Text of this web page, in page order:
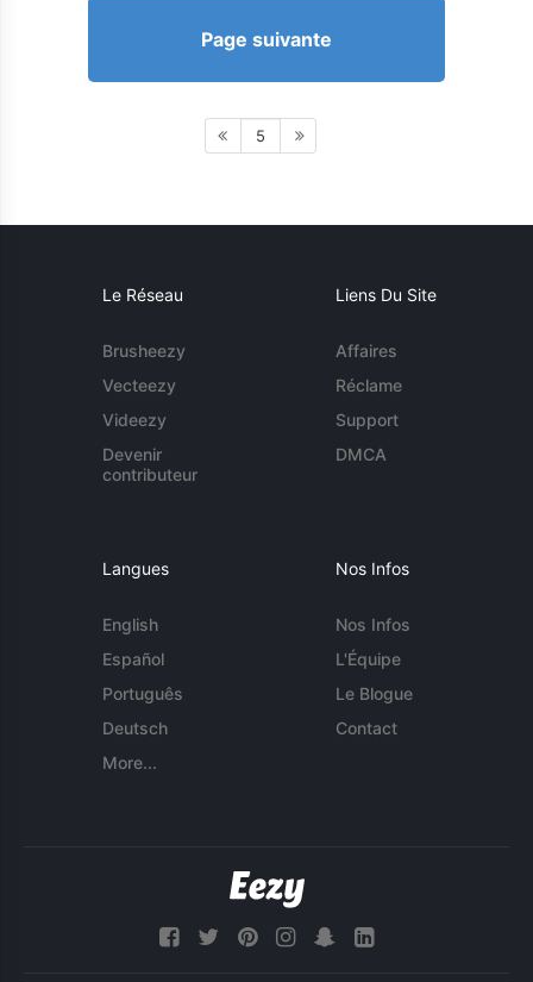
Page suivante
5
Le Réseau
Brusheezy
Vecteezy
Videezy
Devenir
contributeur
Liens Du Site
Affaires
Réclame
Support
DMCA
Langues
English
Español
Português
Deutsch
More...
Nos Infos
Nos Infos
L'Équipe
Le Blogue
Contact